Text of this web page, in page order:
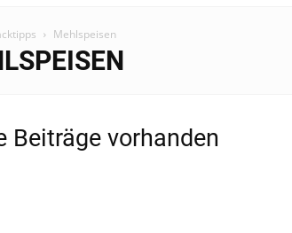
Mehlspeisen
Beiträge vorhanden